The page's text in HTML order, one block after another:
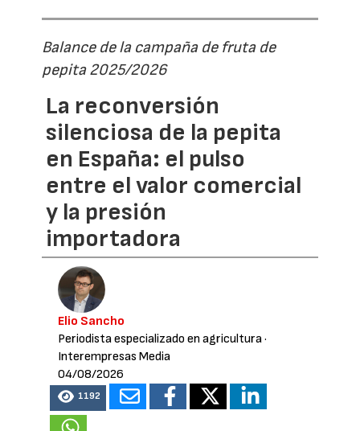
Balance de la campaña de fruta de
pepita 2025/2026
La reconversión
silenciosa de la pepita
en España: el pulso
entre el valor comercial
y la presión
importadora
Elio Sancho
Periodista especializado en agricultura·
Interempresas Media
04/08/2026
1192